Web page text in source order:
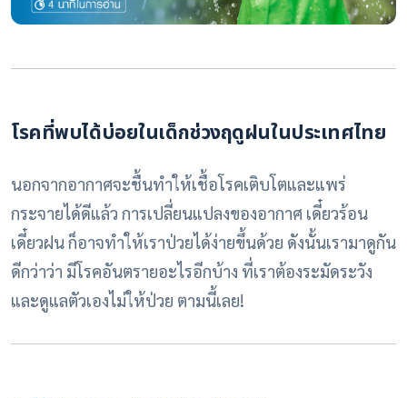
โรคที่พบได้บ่อยในเด็กช่วงฤดูฝนในประเทศไทย
นอกจากอากาศจะชื้นทำให้เชื้อโรคเติบโตและแพร่
กระจายได้ดีแล้ว การเปลี่ยนแปลงของอากาศ เดี๋ยวร้อน
เดี๋ยวฝน ก็อาจทำให้เราป่วยได้ง่ายขึ้นด้วย ดังนั้นเรามาดูกัน
ดีกว่าว่า มีโรคอันตรายอะไรอีกบ้าง ที่เราต้องระมัดระวัง
และดูแลตัวเองไม่ให้ป่วย ตามนี้เลย!